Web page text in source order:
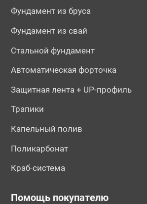
Фундамент из бруса
Фундамент из свай
Стальной фундамент
Автоматическая форточка
Защитная лента + UP-профиль
Трапики
Капельный полив
Поликарбонат
Краб-система
Помощь покупателю